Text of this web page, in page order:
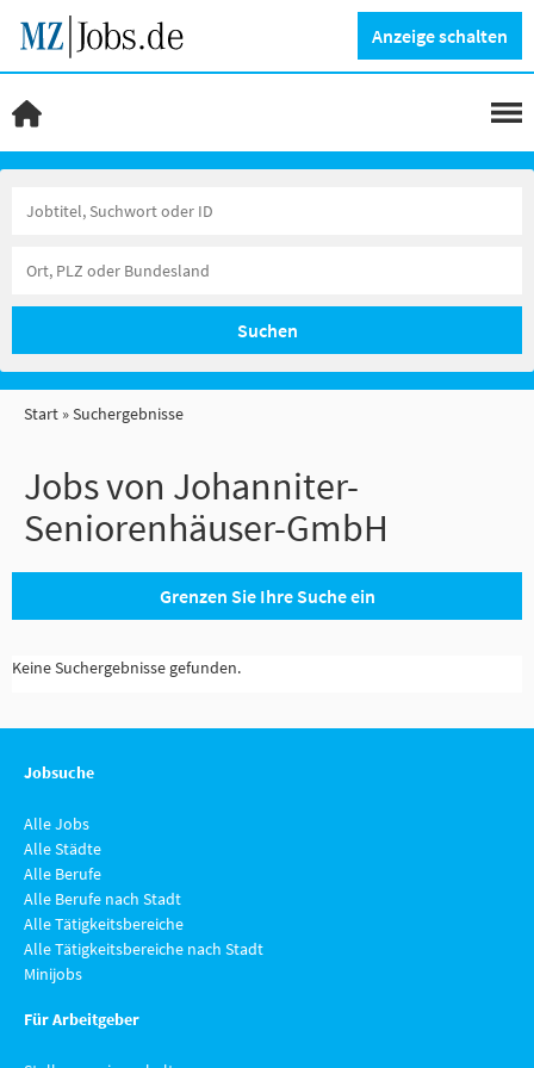
Anzeige schalten
Suchen
Start Suchergebnisse
Jobs von Johanniter-
Seniorenhäuser-GmbH
Grenzen Sie Ihre Suche ein
Keine Suchergebnisse gefunden.
Jobsuche
Alle Jobs
Alle Städte
Alle Berufe
Alle Berufe nach Stadt
Alle Tätigkeitsbereiche
Alle Tätigkeitsbereiche nach Stadt
Minijobs
Für Arbeitgeber